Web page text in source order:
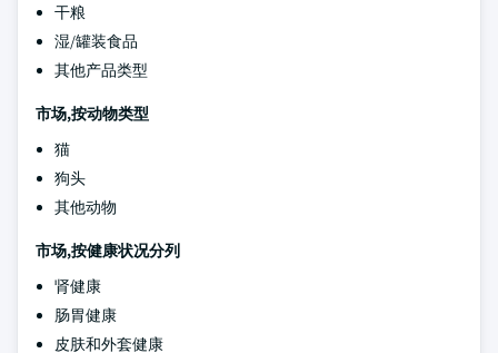
干粮
湿/罐装食品
其他产品类型
市场,按动物类型
猫
狗头
其他动物
市场,按健康状况分列
肾健康
肠胃健康
皮肤和外套健康